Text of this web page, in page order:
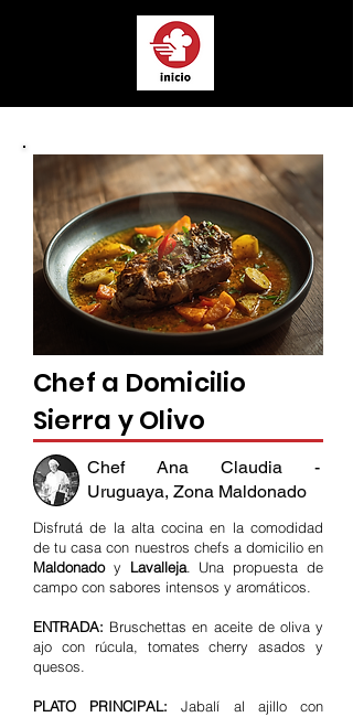
Chef a Domicilio
Sierra y Olivo
Chef Ana Claudia -
Uruguaya, Zona Maldonado
Disfrutá de la alta cocina en la comodidad
de tu casa con nuestros chefs a domicilio en
Maldonadoy Lavalleja. Una propuesta de
campo con sabores intensos y aromáticos.
ENTRADA: Bruschettas en aceite de oliva y
ajo con rúcula, tomates cherry asados y
quesos.
PLATO PRINCIPAL: Jabalí al ajillo con